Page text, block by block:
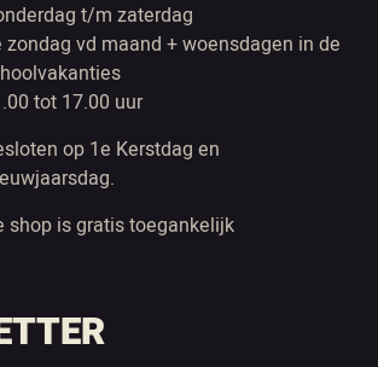
t/m zaterdag
zondag vd maand + woensdagen in de
tot 17.00 uur
op 1e Kerstdag en
shop is gratis toegankelijk